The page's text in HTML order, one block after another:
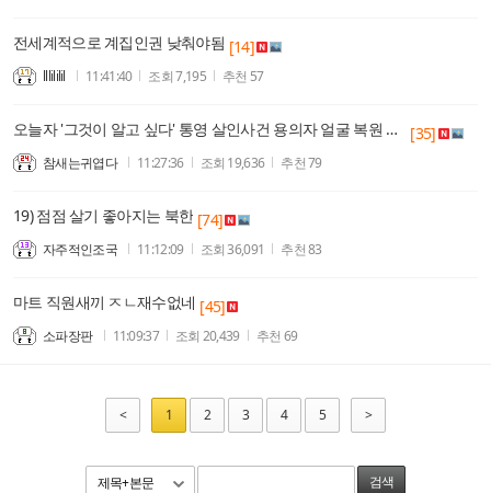
전세계적으로 계집인권 낮춰야됨 [14]
lllililil 11:41:40 조회7,195 추천 57
오늘자 '그것이 알고 싶다' 통영 살인사건 용의자 얼굴 복원 및 특징 [35]
참새는귀엽다 11:27:36 조회 19,636 추천79
19) 점점 살기 좋아지는 북한 [74]
자주적인조국 11:12:09 조회36,091 추천83
마트 직원새끼 ㅈㄴ재수없네 [45]
소파장판 11:09:37 조회 20,439 추천 69
< 1 2 3 4 5 >
제목+본문 검색